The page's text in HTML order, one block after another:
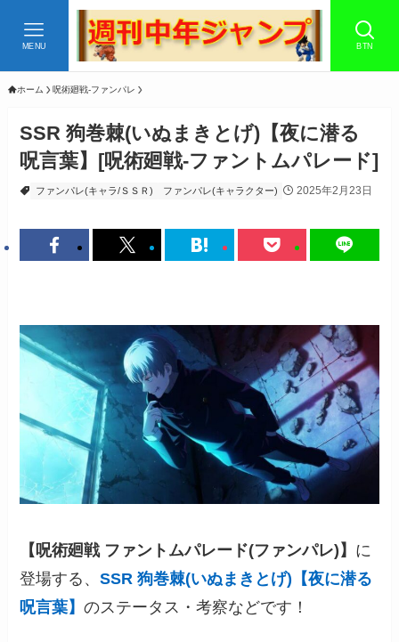
BTN
MENU
ホーム 呪術廻戦-ファンパレ
SSR 狗巻棘(いぬまきとげ)【夜に潜る
呪言葉】[呪術廻戦-ファントムパレード]
ファンパレ(キャラ/ＳＳＲ) ファンパレ(キャラクター) 2025年2月23日
【呪術廻戦 ファントムパレード(ファンパレ)】 に
登場する、SSR 狗巻棘(いぬまきとげ)【夜に潜る
呪言葉】のステータス・考察などです！